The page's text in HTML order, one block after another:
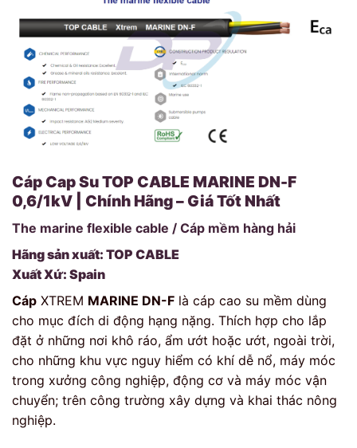
Cáp Cap Su TOP CABLE MARINE DN-F
0,6/1kV | Chính Hãng – Giá Tốt Nhất
The marine flexible cable / Cáp mềm hàng hải
Hãng sản xuất: TOP CABLE
Xuất Xứ: Spain
Cáp XTREM MARINE DN-F là cáp cao su mềm dùng
cho mục đích di động hạng nặng. Thích hợp cho lắp
đặt ở những nơi khô ráo, ẩm ướt hoặc ướt, ngoài trời,
cho những khu vực nguy hiểm có khí dễ nổ, máy móc
trong xưởng công nghiệp, động cơ và máy móc vận
chuyển; trên công trường xây dựng và khai thác nông
nghiệp.